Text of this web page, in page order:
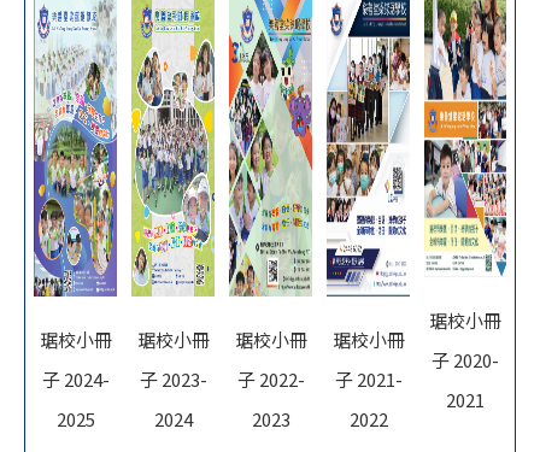
琚校小冊
子 2024-
2025
琚校小冊
子 2023-
2024
琚校小冊
子 2022-
2023
琚校小冊
子 2021-
2022
琚校小冊
子 2020-
2021